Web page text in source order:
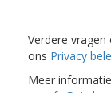
Verdere
ons Privacy
Meer